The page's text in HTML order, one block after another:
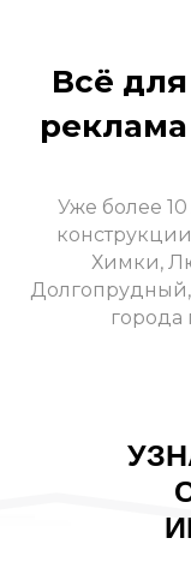
Всё
Уже более
Химки,
города